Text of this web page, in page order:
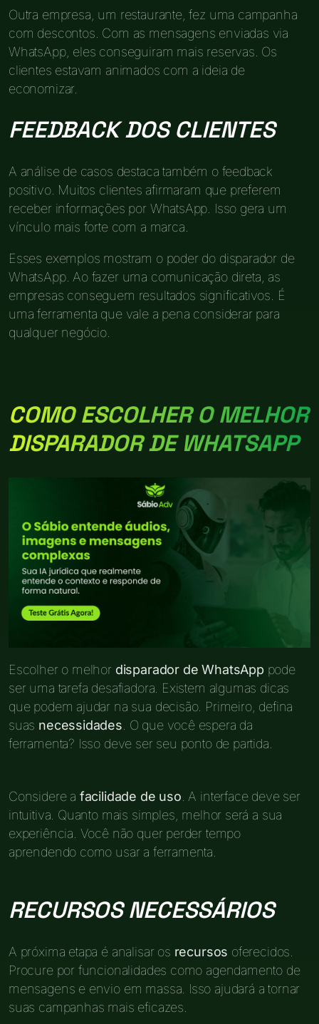
Outra empresa, um restaurante, fez uma campanha
com descontos. Com as mensagens enviadas via
WhatsApp, eles conseguiram mais reservas. Os
clientes estavam animados com a ideia de
economizar.
FEEDBACK DOS CLIENTES
A análise de casos destaca também o feedback
positivo. Muitos clientes afirmaram que preferem
receber informações por WhatsApp. Isso gera um
vínculo mais forte com a marca.
Esses exemplos mostram o poder do disparador de
WhatsApp. Ao fazer uma comunicação direta, as
empresas conseguem resultados significativos. É
uma ferramenta que vale a pena considerar para
qualquer negócio.
COMO ESCOLHER O MELHOR
DISPARADOR DE WHATSAPP
Escolher o melhor disparador de WhatsApp pode
ser uma tarefa desafiadora. Existem algumas dicas
que podem ajudar na sua decisão. Primeiro, defina
suas necessidades . O que você espera da
ferramenta? Isso deve ser seu ponto de partida.
Considere a facilidade de uso . A interface deve ser
intuitiva. Quanto mais simples, melhor será a sua
experiência. Você não quer perder tempo
aprendendo como usar a ferramenta.
RECURSOS NECESSÁRIOS
A próxima etapa é analisar os recursos oferecidos.
Procure por funcionalidades como agendamento de
mensagens e envio em massa. Isso ajudará a tornar
suas campanhas mais eficazes.